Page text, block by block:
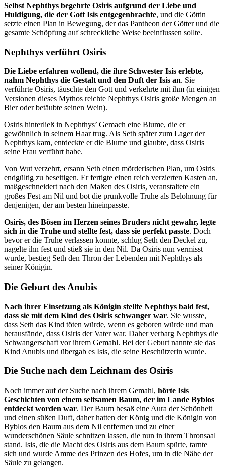
Selbst Nephthys begehrte Osiris aufgrund der Liebe und
Huldigung, die der Gott Isis entgegenbrachte, und die Göttin
setzte einen Plan in Bewegung, der das Pantheon der Götter und die
gesamte Schöpfung auf schreckliche Weise beeinflussen sollte.
Nephthys verführt Osiris
Die Liebe erfahren wollend, die ihre Schwester Isis erlebte,
nahm Nephthys die Gestalt und den Duft der Isis an. Sie
verführte Osiris, täuschte den Gott und verkehrte mit ihm (in einigen
Versionen dieses Mythos reichte Nephthys Osiris große Mengen an
Bier oder betäubte seinen Wein).
Osiris hinterließ in Nephthys’ Gemach eine Blume, die er
gewöhnlich in seinem Haar trug. Als Seth später zum Lager der
Nephthys kam, entdeckte er die Blume und glaubte, dass Osiris
seine Frau verführt habe.
Von Wut verzehrt, ersann Seth einen mörderischen Plan, um Osiris
endgültig zu beseitigen. Er fertigte einen reich verzierten Kasten an,
maßgeschneidert nach den Maßen des Osiris, veranstaltete ein
großes Fest am Nil und bot die prunkvolle Truhe als Belohnung für
denjenigen, der am besten hineinpasste.
Osiris, des Bösen im Herzen seines Bruders nicht gewahr, legte
sich in die Truhe und stellte fest, dass sie perfekt passte. Doch
bevor er die Truhe verlassen konnte, schlug Seth den Deckel zu,
nagelte ihn fest und stieß sie in den Nil. Da Osiris nun vermisst
wurde, bestieg Seth den Thron der Lebenden mit Nephthys als
seiner Königin.
Die Geburt des Anubis
Nach ihrer Einsetzung als Königin stellte Nephthys bald fest,
dass sie mit dem Kind des Osiris schwanger war. Sie wusste,
dass Seth das Kind töten würde, wenn es geboren würde und man
herausfände, dass Osiris der Vater war. Daher verbarg Nephthys die
Schwangerschaft vor ihrem Gemahl. Bei der Geburt nannte sie das
Kind Anubis und übergab es Isis, die seine Beschützerin wurde.
Die Suche nach dem Leichnam des Osiris
Noch immer auf der Suche nach ihrem Gemahl, hörte Isis
Geschichten von einem seltsamen Baum, der im Lande Byblos
entdeckt worden war. Der Baum besaß eine Aura der Schönheit
und einen süßen Duft, daher hatten der König und die Königin von
Byblos den Baum aus dem Nil entfernen und zu einer
wunderschönen Säule schnitzen lassen, die nun in ihrem Thronsaal
stand. Isis, die die Macht des Osiris aus dem Baum spürte, tarnte
sich und wurde Amme des Prinzen des Hofes, um in die Nähe der
Säule zu gelangen.